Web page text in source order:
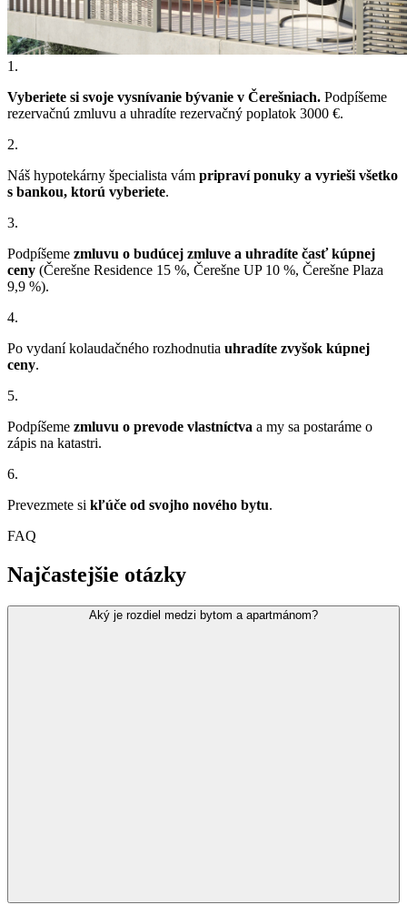
1.
Vyberiete si svoje vysnívanie bývanie v Čerešniach. Podpíšeme
rezervačnú zmluvu a uhradíte rezervačný poplatok 3000 €.
2.
Náš hypotekárny špecialista vám pripraví ponuky a vyrieši všetko
s bankou, ktorú vyberiete.
3.
Podpíšeme zmluvu o budúcej zmluve a uhradíte časť kúpnej
ceny (Čerešne Residence 15 %, Čerešne UP 10 %, Čerešne Plaza
9,9 %).
4.
Po vydaní kolaudačného rozhodnutia uhradíte zvyšok kúpnej
ceny.
5.
Podpíšeme zmluvu o prevode vlastníctva a my sa postaráme o
zápis na katastri.
6.
Prevezmete si kľúče od svojho nového bytu.
FAQ
Najčastejšie otázky
Aký je rozdiel medzi bytom a apartmánom?